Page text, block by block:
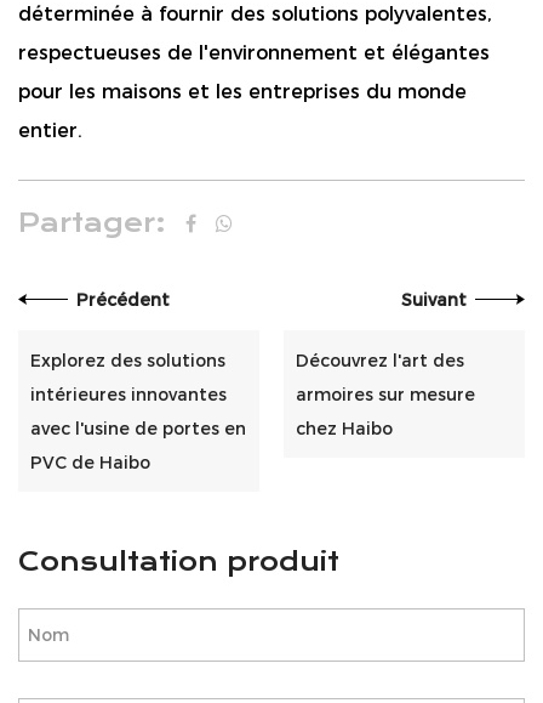
déterminée à fournir des solutions polyvalentes,
respectueuses de l'environnement et élégantes
pour les maisons et les entreprises du monde
entier.
Partager:
Précédent
Explorez des solutions
intérieures innovantes
avec l'usine de portes en
PVC de Haibo
Suivant
Découvrez l'art des
armoires sur mesure
chez Haibo
Consultation produit